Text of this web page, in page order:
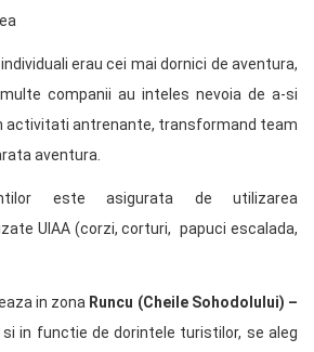
erau cei mai dornici de aventura,
companii au inteles nevoia de a-si
activitati antrenante, transformand team
aventura.
este asigurata de utilizarea
UIAA (corzi, corturi, papuci escalada,
in zona Runcu (Cheile Sohodolului) –
si in functie de dorintele turistilor, se aleg